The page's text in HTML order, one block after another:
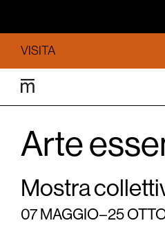
VISITA
Arte
Mostra
07 MAGGIO – 25